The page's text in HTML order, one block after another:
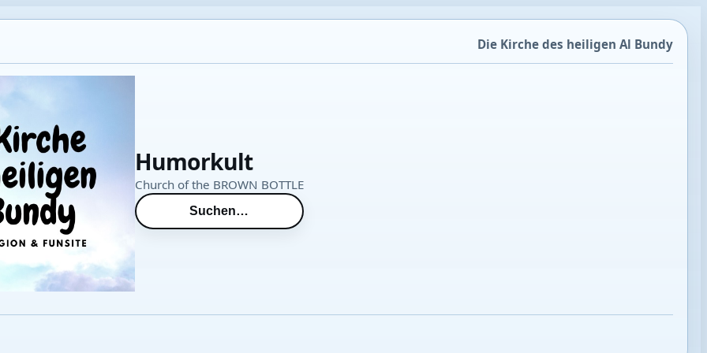
Die Kirche des heiligen Al Bundy
Humorkult
Church of the BROWN BOTTLE
Suchen…